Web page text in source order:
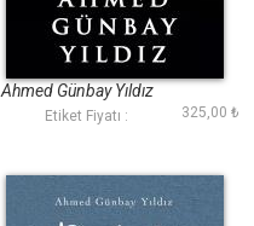
Leyl Işıkları
Ahmed Günbay Yıldız
Etiket Fiyatı : 325,00 ₺